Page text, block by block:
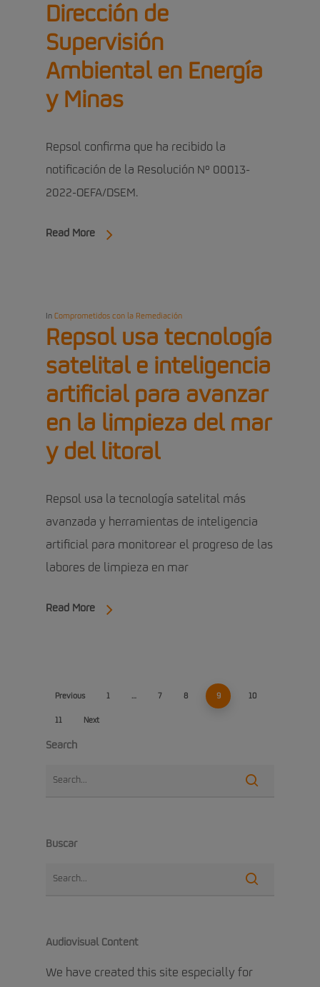
Dirección de
Supervisión
Ambiental en Energía
y Minas
Repsol confirma que ha recibido la
notificación de la Resolución Nº 00013-
2022-OEFA/DSEM.
Read More
In Comprometidos con la Remediación
Repsol usa tecnología
satelital e inteligencia
artificial para avanzar
en la limpieza del mar
y del litoral
Repsol usa la tecnología satelital más
avanzada y herramientas de inteligencia
artificial para monitorear el progreso de las
labores de limpieza en mar
Read More
Previous 1 … 7 8 9 10
11 Next
Search
Buscar
Audiovisual Content
We have created this site especially for